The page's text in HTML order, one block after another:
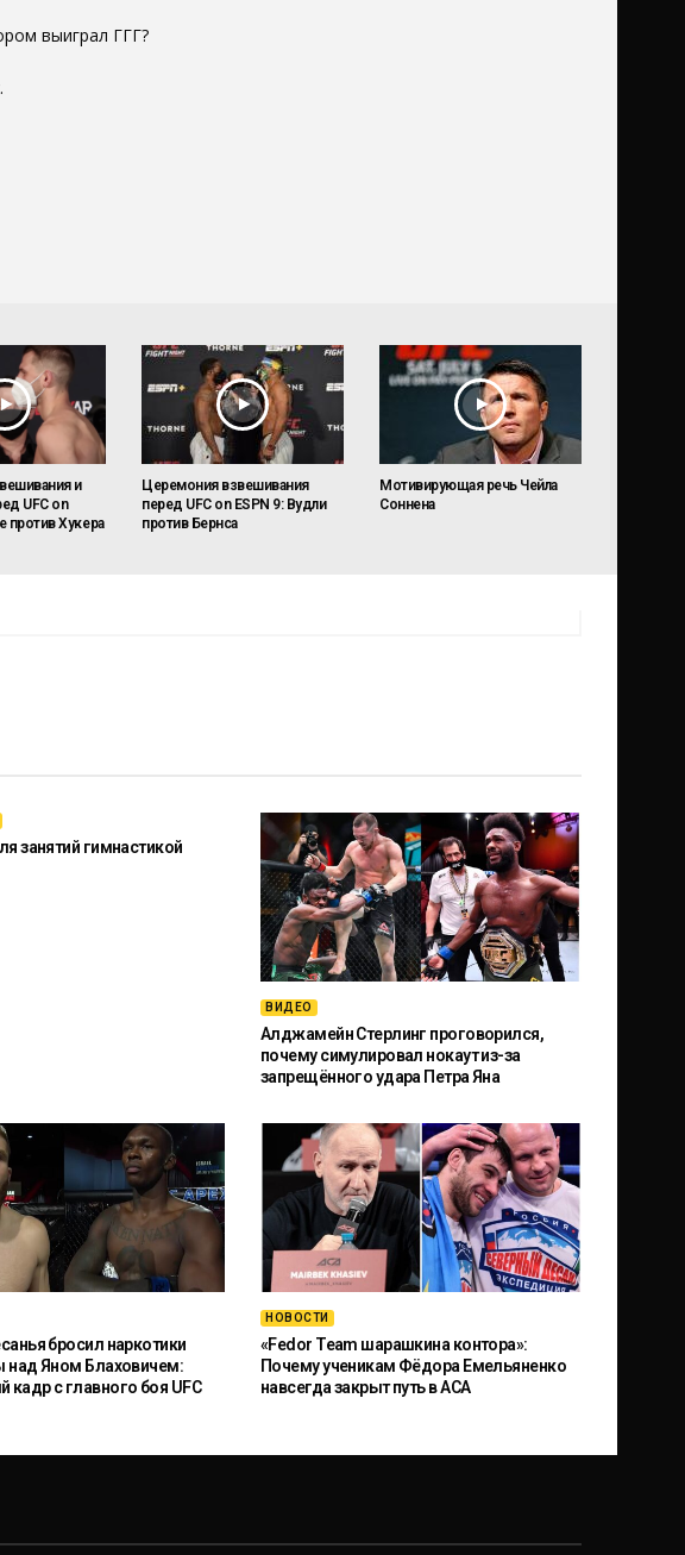
выиграл ГГГ?
и
UFC on
против Хукера
Церемония взвешивания
перед UFC on ESPN 9: Вудли
против Бернса
Мотивирующая речь Чейла
Соннена
занятий гимнастикой
ВИДЕО
Алджамейн Стерлинг проговорился,
почему симулировал нокаут из-за
запрещённого удара Петра Яна
бросил наркотики
над Яном Блаховичем:
с главного боя UFC
НОВОСТИ
«Fedor Team шарашкина контора»:
Почему ученикам Фёдора Емельяненко
навсегда закрыт путь в ACA